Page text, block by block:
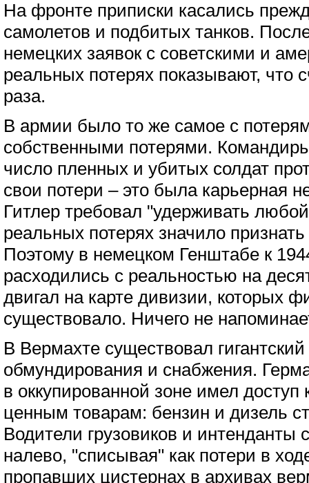
На фронте приписки касались
самолетов и подбитых танков.
немецких заявок с советскими и
реальных потерях показывают, что
раза.
В армии было то же самое с
собственными потерями.
число пленных и убитых солдат
свои потери – это была карьерная
Гитлер требовал "удерживать
реальных потерях значило
Поэтому в немецком Генштабе к
расходились с реальностью на
двигал на карте дивизии, которых
существовало. Ничего не
В Вермахте существовал
обмундирования и снабжения.
в оккупированной зоне имел доступ
ценным товарам: бензин и дизель
Водители грузовиков и интенданты
налево, "списывая" как потери в
пропавших цистернах в архивах